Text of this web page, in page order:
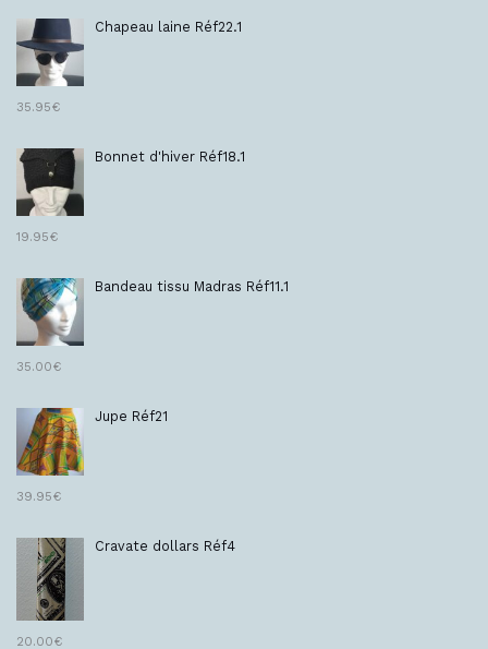
Chapeau laine Réf22.1
35.95€
Bonnet d'hiver Réf18.1
19.95€
Bandeau tissu Madras Réf11.1
35.00€
Jupe Réf21
39.95€
Cravate dollars Réf4
20.00€